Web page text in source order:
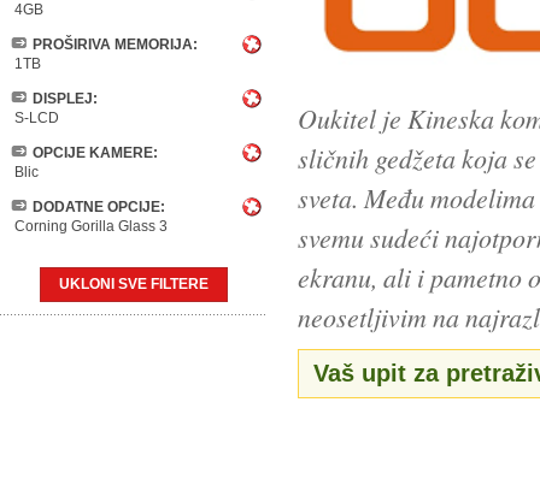
4GB
PROŠIRIVA MEMORIJA:
1TB
DISPLEJ:
S-LCD
OPCIJE KAMERE:
Blic
DODATNE OPCIJE:
Corning Gorilla Glass 3
UKLONI SVE FILTERE
Oukitel je Kineska
sličnih gedžeta koja
sveta. Među
svemu sudeći
ekranu, ali i pametno
neosetljivim na
Vaš upit za